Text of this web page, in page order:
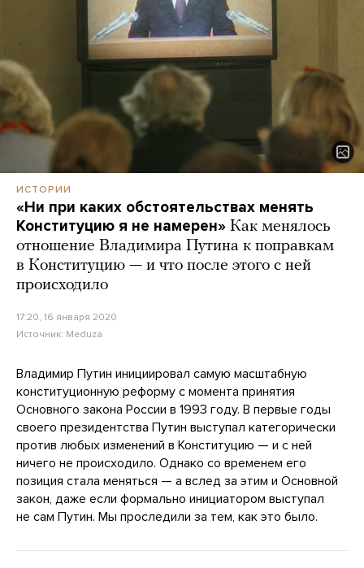
ИСТОРИИ
«Ни при каких обстоятельствах менять
Конституцию я не намерен» Как менялось
отношение Владимира Путина к поправкам
в Конституцию — и что после этого с ней
происходило
17:20, 16 января 2020
Источник: Meduza
Владимир Путин инициировал самую масштабную
конституционную реформу с момента принятия
Основного закона России в 1993 году. В первые годы
своего президентства Путин выступал категорически
против любых изменений в Конституцию — и с ней
ничего не происходило. Однако со временем его
позиция стала меняться — а вслед за этим и Основной
закон, даже если формально инициатором выступал
не сам Путин. Мы проследили за тем, как это было.